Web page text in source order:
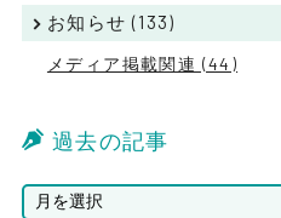
お知らせ (133)
メディア掲載関連 (44)
過去の記事